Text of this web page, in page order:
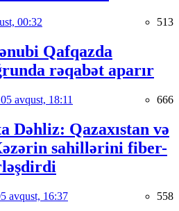
00:32 513
Qafqazda
rəqabət aparır
05 avqust, 18:11 666
Dəhliz: Qazaxıstan və
sahillərini fiber-
avqust, 16:37 558